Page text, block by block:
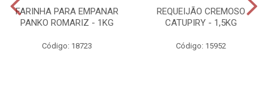
FARINHA PARA EMPANAR
PANKO ROMARIZ - 1KG
Código: 18723
REQUEIJÃO CREMOSO
CATUPIRY - 1,5KG
Código: 15952